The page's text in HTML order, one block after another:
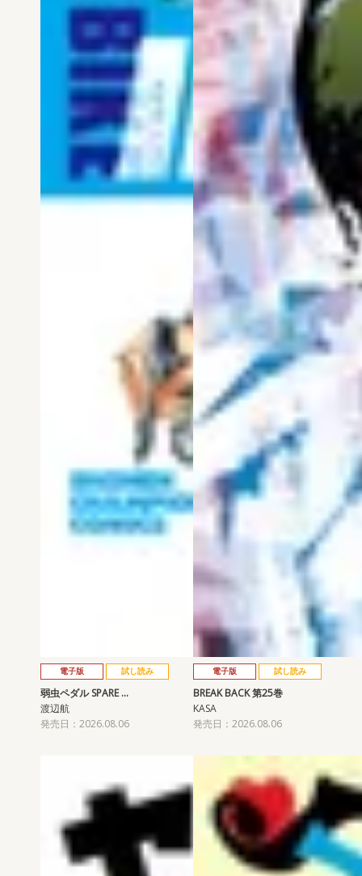
電子版 試し読み
弱虫ペダル SPARE …
渡辺航
発売日：2026.08.06
電子版 試し読み
BREAK BACK 第25巻
KASA
発売日：2026.08.06